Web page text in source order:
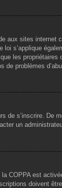
aux sites
s’applique
les
problèmes
de s’inscrire.
un
COPPA est
doivent